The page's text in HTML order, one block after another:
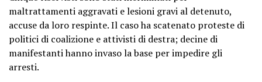
maltrattamenti aggravati e lesioni gravi al detenuto,
accuse da loro respinte. Il caso ha scatenato proteste di
politici di coalizione e attivisti di destra; decine di
manifestanti hanno invaso la base per impedire gli
arresti.